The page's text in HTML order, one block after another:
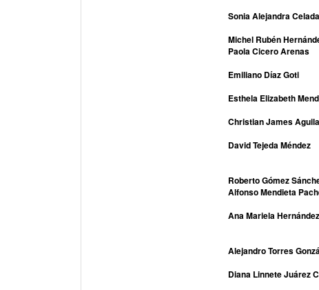
Sonia Alejandra
Michel Rubén
Paola Cicero Arenas
Emiliano Díaz Goti
Esthela Elizabeth
Christian James
David Tejeda Méndez
Roberto Gómez
Alfonso Mendieta
Ana Mariela
Alejandro Torres
Diana Linnete Juárez